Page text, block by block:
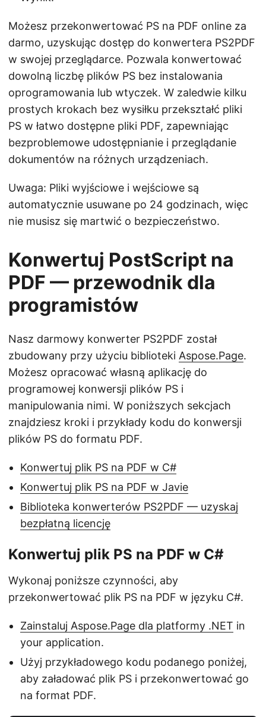
Możesz przekonwertować PS na PDF online za
darmo, uzyskując dostęp do konwertera PS2PDF
w swojej przeglądarce. Pozwala konwertować
dowolną liczbę plików PS bez instalowania
oprogramowania lub wtyczek. W zaledwie kilku
prostych krokach bez wysiłku przekształć pliki
PS w łatwo dostępne pliki PDF, zapewniając
bezproblemowe udostępnianie i przeglądanie
dokumentów na różnych urządzeniach.
Uwaga: Pliki wyjściowe i wejściowe są
automatycznie usuwane po 24 godzinach, więc
nie musisz się martwić o bezpieczeństwo.
Konwertuj PostScript na
PDF — przewodnik dla
programistów
Nasz darmowy konwerter PS2PDF został
zbudowany przy użyciu biblioteki Aspose.Page.
Możesz opracować własną aplikację do
programowej konwersji plików PS i
manipulowania nimi. W poniższych sekcjach
znajdziesz kroki i przykłady kodu do konwersji
plików PS do formatu PDF.
Konwertuj plik PS na PDF w C#
Konwertuj plik PS na PDF w Javie
Biblioteka konwerterów PS2PDF — uzyskaj
bezpłatną licencję
Konwertuj plik PS na PDF w C#
Wykonaj poniższe czynności, aby
przekonwertować plik PS na PDF w języku C#.
Zainstaluj Aspose.Page dla platformy .NET in
your application.
Użyj przykładowego kodu podanego poniżej,
aby załadować plik PS i przekonwertować go
na format PDF.